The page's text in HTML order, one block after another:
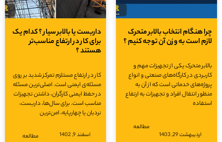
چرا هنگام انتخاب بالابر متحرک
لازم است به وزن آن توجه کنیم ؟
بالابر متحرک یکی از تجهیزات مهم و
کاربردی در کارگاه‌های صنعتی و انواع
پروژه‌های خدماتی است که از آن به
منظور انتقال افراد و تجهیزات به ارتفاع
استفاده
مطالعه
اردیبهشت 29, 1403
داربست یا بالابر سیار ؟ کدام یک
برای کار در ارتفاع مناسب‌تر
هستند ؟
کار در ارتفاع مستلزم تمرکز شدید بر روی
مسئله‌ی ایمنی است. اصلی‌ترین مسئله
در حفظ ایمنی کارگران، داشتن تجهیزات
مناسب است. برای سال‌ها، داربست،
نردبان یا چهارپایه، امن‌ترین
مطالعه اسفند 9, 1402